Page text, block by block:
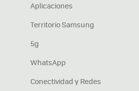
Aplicaciones
Territorio Samsung
5g
WhatsApp
Conectividad y Redes